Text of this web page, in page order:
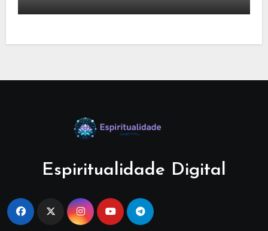
Espiritualidade Digital